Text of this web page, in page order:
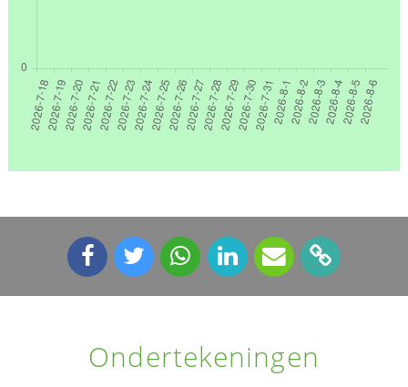
Ondertekeningen